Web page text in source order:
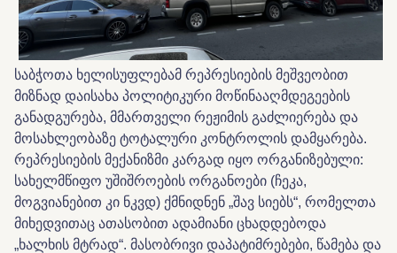
საბჭოთა ხელისუფლებამ რეპრესიების მეშვეობით
მიზნად დაისახა პოლიტიკური მოწინააღმდეგეების
განადგურება, მმართველი რეჟიმის გაძლიერება და
მოსახლეობაზე ტოტალური კონტროლის დამყარება.
რეპრესიების მექანიზმი კარგად იყო ორგანიზებული:
სახელმწიფო უშიშროების ორგანოები (ჩეკა,
მოგვიანებით კი ნკვდ) ქმნიდნენ „შავ სიებს“, რომელთა
მიხედვითაც ათასობით ადამიანი ცხადდებოდა
„ხალხის მტრად“. მასობრივი დაპატიმრებები, წამება და